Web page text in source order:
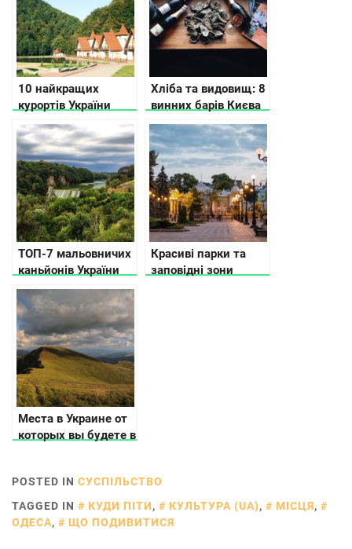
10 найкращих
курортів України
Хліба та видовищ: 8
винних барів Києва
ТОП-7 мальовничих
каньйонів України
Красиві парки та
заповідні зони
Места в Украине от
которых вы будете в
POSTED IN СУСПІЛЬСТВО
TAGGED IN
КУДИ ПІТИ, КУЛЬТУРА (UA), МІСЦЯ,
ОДЕСА, ЩО ПОДИВИТИСЯ